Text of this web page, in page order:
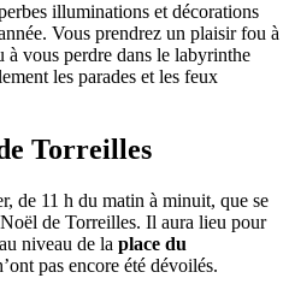
illuminations et décorations
Vous prendrez un plaisir fou à
à vous perdre dans le labyrinthe
les parades et les feux
Torreilles
de 11 h du matin à minuit, que se
de Torreilles. Il aura lieu pour
niveau de la place du
pas encore été dévoilés.